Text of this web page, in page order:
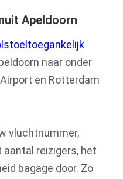
Apeldoorn
naar onder
en Rotterdam
vluchtnummer,
reizigers, het
bagage door. Zo